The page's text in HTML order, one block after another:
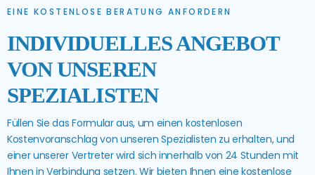
EINE KOSTENLOSE BERATUNG ANFORDERN
INDIVIDUELLES ANGEBOT
VON UNSEREN
SPEZIALISTEN
Füllen Sie das Formular aus, um einen kostenlosen
Kostenvoranschlag von unseren Spezialisten zu erhalten, und
einer unserer Vertreter wird sich innerhalb von 24 Stunden mit
Ihnen in Verbindung setzen. Wir bieten Ihnen eine kostenlose